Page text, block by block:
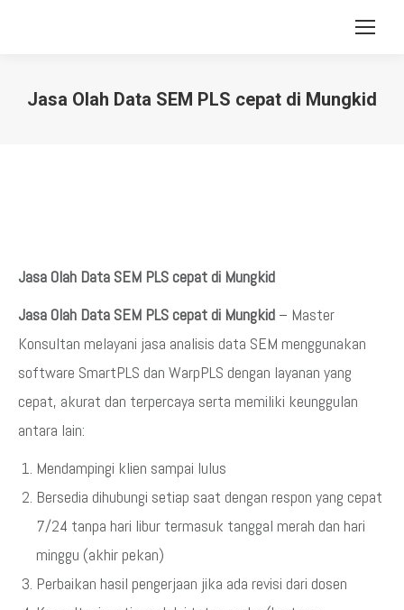
Jasa Olah Data SEM PLS cepat di Mungkid
Jasa Olah Data SEM PLS cepat di Mungkid
Jasa Olah Data SEM PLS cepat di Mungkid – Master
Konsultan melayani jasa analisis data SEM menggunakan
software SmartPLS dan WarpPLS dengan layanan yang
cepat, akurat dan terpercaya serta memiliki keunggulan
antara lain:
Mendampingi klien sampai lulus
Bersedia dihubungi setiap saat dengan respon yang cepat
7/24 tanpa hari libur termasuk tanggal merah dan hari
minggu (akhir pekan)
Perbaikan hasil pengerjaan jika ada revisi dari dosen